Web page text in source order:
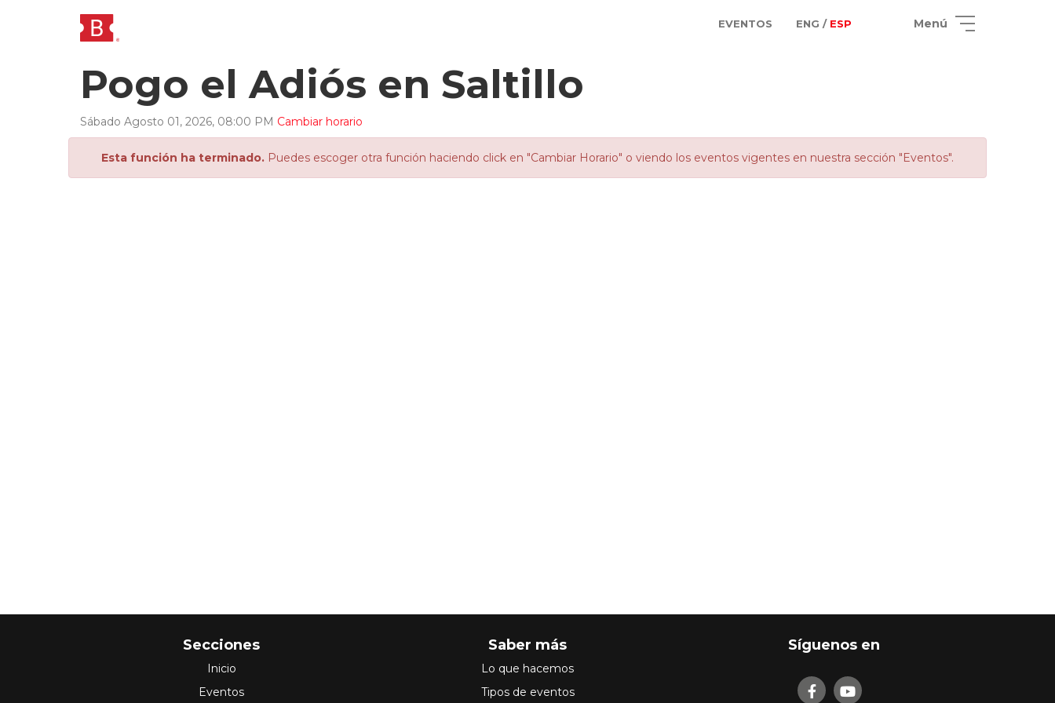
EVENTOS ENG / ESP Menú
Pogo el Adiós en Saltillo
Sábado Agosto 01, 2026, 08:00 PM Cambiar horario
Esta función ha terminado. Puedes escoger otra función haciendo click en "Cambiar Horario" o viendo los eventos vigentes en nuestra sección "Eventos".
Secciones
Inicio
Eventos
Saber más
Lo que hacemos
Tipos de eventos
Síguenos en